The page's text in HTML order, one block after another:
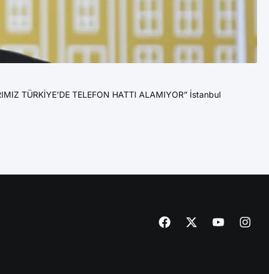
TÜRKİYE’DE TELEFON HATTI ALAMIYOR” İstanbul